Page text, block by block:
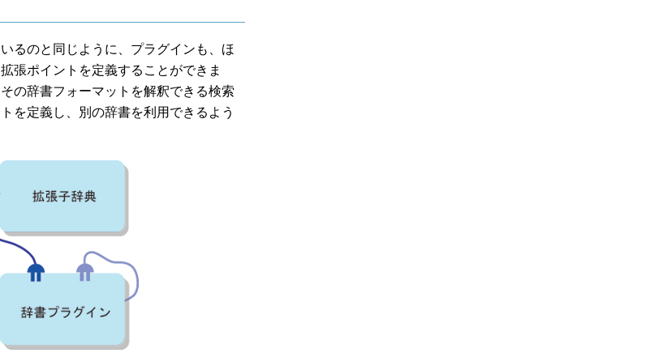
るのと同じように、プラグインも、ほ
張ポイントを定義することができま
の辞書フォーマットを解釈できる検索
を定義し、別の辞書を利用できるよう